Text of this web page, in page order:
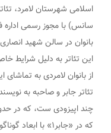
سانس) با مجوز رسمی اداره
بانوان در سالن شهید
از بانوان لامردی به
تئاتر جابر و صاحبه به
چند اپیزودی ست، که در
که در «جابر۱» با